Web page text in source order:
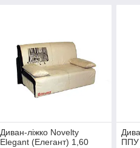
Диван-ліжко Novelty
Elegant (Елегант) 1,60
ППУ